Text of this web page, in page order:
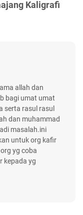
Kaligrafi
allah dan
bagi umat umat
serta rasul rasul
dan muhammad
masalah.ini
untuk org kafir
yg coba
kepada yg